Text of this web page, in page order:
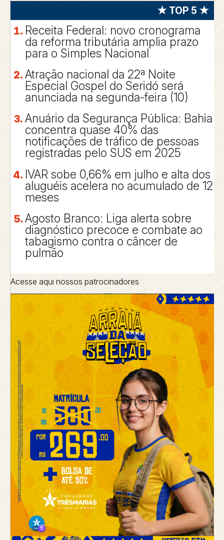
★ TOP 5 ★
Receita Federal: novo cronograma
da reforma tributária amplia prazo
para o Simples Nacional
Atração nacional da 22ª Noite
Especial Gospel do Seridó será
anunciada na segunda-feira (10)
Anuário da Segurança Pública: Bahia
concentra quase 40% das
notificações de tráfico de pessoas
registradas pelo SUS em 2025
IVAR sobe 0,66% em julho e alta dos
aluguéis acelera no acumulado de 12
meses
Agosto Branco: Liga alerta sobre
diagnóstico precoce e combate ao
tabagismo contra o câncer de
pulmão
Acesse aqui nossos patrocinadores